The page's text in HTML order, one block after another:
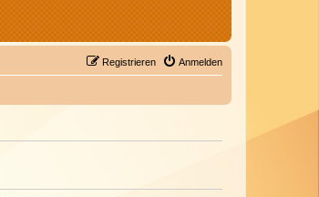
Anmelden
Registrieren